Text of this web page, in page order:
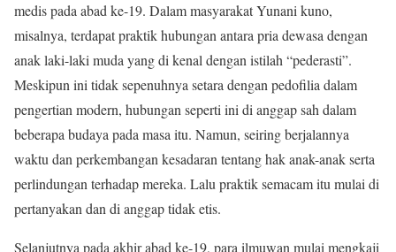
medis pada abad ke-19. Dalam masyarakat Yunani kuno,
misalnya, terdapat praktik hubungan antara pria dewasa dengan
anak laki-laki muda yang di kenal dengan istilah “pederasti”.
Meskipun ini tidak sepenuhnya setara dengan pedofilia dalam
pengertian modern, hubungan seperti ini di anggap sah dalam
beberapa budaya pada masa itu. Namun, seiring berjalannya
waktu dan perkembangan kesadaran tentang hak anak-anak serta
perlindungan terhadap mereka. Lalu praktik semacam itu mulai di
pertanyakan dan di anggap tidak etis.
Selanjutnya pada akhir abad ke-19, para ilmuwan mulai mengkaji